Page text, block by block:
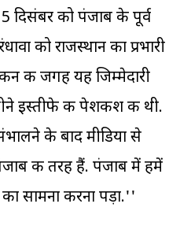
दिसंबर को पंजाब के पूर्व
को राजस्थान का प्रभारी
की जगह यह जिम्मेदारी
इस्तीफे की पेशकश की थी.
के बाद मीडिया से
की तरह हैं. पंजाब में हमें
सामना करना पड़ा.''